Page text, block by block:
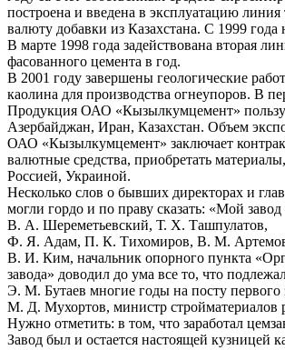
построена и введена в эксплуатацию
валюту добавки из Казахстана. С 1999
В марте 1998 года задействована вторая
фасованного цемента в год.
В 2001 году завершены геологические
каолина для производства огнеупоров. В
Продукция ОАО «Кызылкумцемент»
Азербайджан, Иран, Казахстан. Объем
ОАО «Кызылкумцемент» заключает
валютные средства, приобретать
Россией, Украиной.
Несколько слов о бывших директорах и
могли гордо и по праву сказать: «Мой
В. А. Шереметьевский, Т. Х. Ташпулатов,
Ф. Я. Адам, П. К. Тихомиров, В. М.
В. И. Ким, начальник опорного пункта
завода» доводил до ума все то, что
Э. М. Бутаев многие годы на посту
М. Д. Мухортов, министр стройматериалов
Нужно отметить: в том, что заработал
Завод был и остается настоящей кузницей